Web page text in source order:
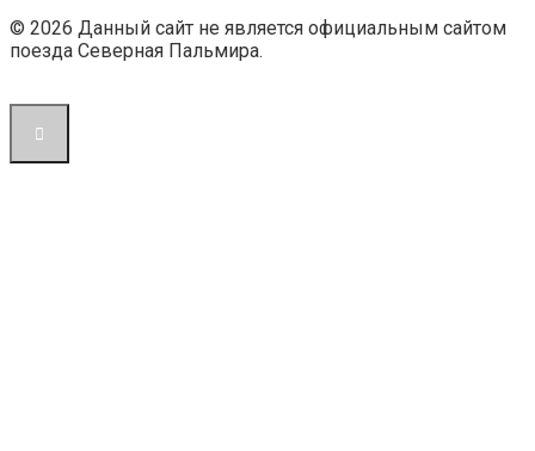
© 2026 Данный сайт не является официальным сайтом
поезда Северная Пальмира.